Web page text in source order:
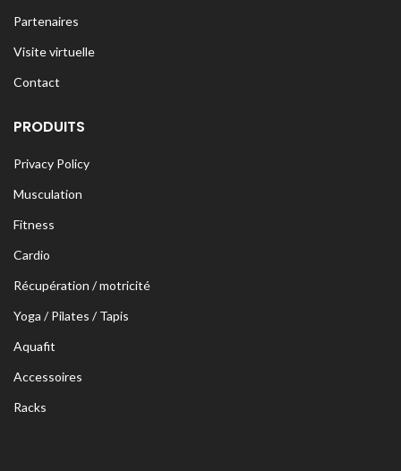
Partenaires
Visite virtuelle
Contact
PRODUITS
Privacy Policy
Musculation
Fitness
Cardio
Récupération / motricité
Yoga / Pilates / Tapis
Aquafit
Accessoires
Racks